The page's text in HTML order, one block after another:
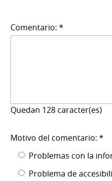
Comentario: *
Quedan 128 caracter(es)
Motivo del comentario: *
Problemas con la
Problema de